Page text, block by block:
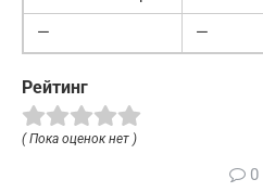
—
—
Рейтинг
( Пока оценок нет )
0